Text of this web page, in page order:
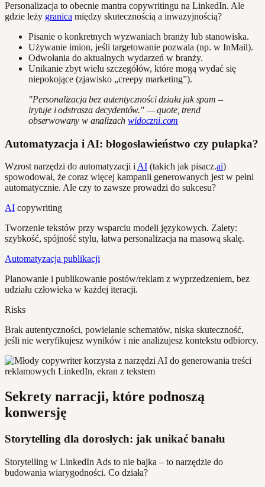
Personalizacja to obecnie mantra copywritingu na LinkedIn. Ale
gdzie leży granica między skutecznością a inwazyjnością?
Pisanie o konkretnych wyzwaniach branży lub stanowiska.
Używanie imion, jeśli targetowanie pozwala (np. w InMail).
Odwołania do aktualnych wydarzeń w branży.
Unikanie zbyt wielu szczegółów, które mogą wydać się
niepokojące (zjawisko „creepy marketing”).
"Personalizacja bez autentyczności działa jak spam –
irytuje i odstrasza decydentów." — quote, trend
obserwowany w analizachwidoczni.com
Automatyzacja i AI: błogosławieństwo czy pułapka?
Wzrost narzędzi do automatyzacji iAI (takich jak pisacz.ai)
spowodował, że coraz więcej kampanii generowanych jest w pełni
automatycznie. Ale czy to zawsze prowadzi do sukcesu?
AI copywriting
Tworzenie tekstów przy wsparciu modeli językowych. Zalety:
szybkość, spójność stylu, łatwa personalizacja na masową skalę.
Automatyzacja publikacji
Planowanie i publikowanie postów/reklam z wyprzedzeniem, bez
udziału człowieka w każdej iteracji.
Risks
Brak autentyczności, powielanie schematów, niska skuteczność,
jeśli nie weryfikujesz wyników i nie analizujesz kontekstu odbiorcy.
Sekrety narracji, które podnoszą
konwersję
Storytelling dla dorosłych: jak unikać banału
Storytelling w LinkedIn Ads to nie bajka – to narzędzie do
budowania wiarygodności. Co działa?